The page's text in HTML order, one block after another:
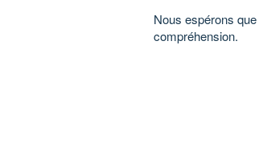
Nous espérons
compréhension.